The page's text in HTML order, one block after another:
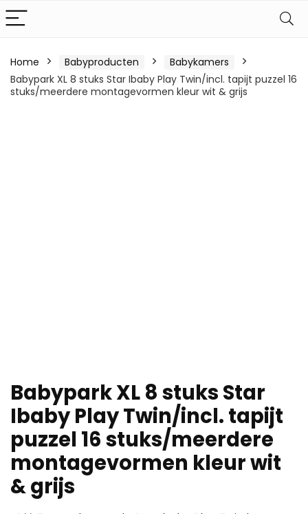
Home Babyproducten
Babykamers
Babypark XL 8 stuks Star Ibaby Play Twin/incl. tapijt puzzel 16
stuks/meerdere montagevormen kleur wit & grijs
Babypark XL 8 stuks Star
Ibaby Play Twin/incl. tapijt
puzzel 16 stuks/meerdere
montagevormen kleur wit
& grijs